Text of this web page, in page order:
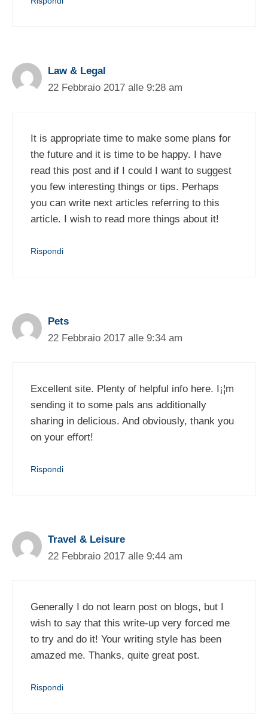
Law & Legal
22 Febbraio 2017 alle 9:28 am
It is appropriate time to make some plans for
the future and it is time to be happy. I have
read this post and if I could I want to suggest
you few interesting things or tips. Perhaps
you can write next articles referring to this
article. I wish to read more things about it!
Rispondi
Pets
22 Febbraio 2017 alle 9:34 am
Excellent site. Plenty of helpful info here. I¡¦m
sending it to some pals ans additionally
sharing in delicious. And obviously, thank you
on your effort!
Rispondi
Travel & Leisure
22 Febbraio 2017 alle 9:44 am
Generally I do not learn post on blogs, but I
wish to say that this write-up very forced me
to try and do it! Your writing style has been
amazed me. Thanks, quite great post.
Rispondi